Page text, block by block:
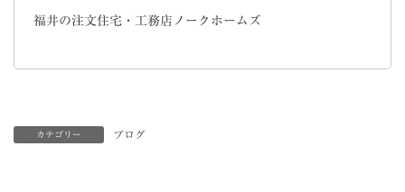
福井の注文住宅・工務店ノークホームズ
カテゴリー ブログ